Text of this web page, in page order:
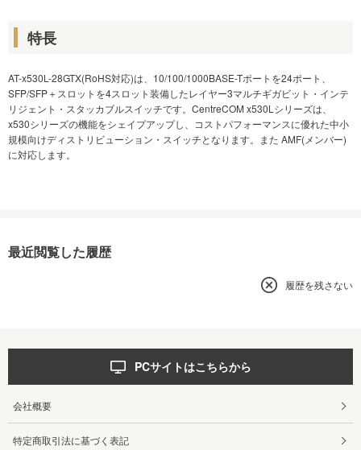
特長
AT-x530L-28GTX(RoHS対応)は、10/100/1000BASE-Tポートを24ポート、
SFP/SFP＋スロットを4スロット装備したレイヤー3マルチギガビット・インテ
リジェント・スタッカブルスイッチです。CentreCOM x530Lシリーズは、
x530シリーズの機能をシェイプアップし、コストパフォーマンスに優れた中小
規模向けディストリビューション・スイッチとなります。また AMF(メンバー)
に対応します。
最近閲覧した履歴
履歴を残さない
PCサイトはこちらから
会社概要
特定商取引法に基づく表記